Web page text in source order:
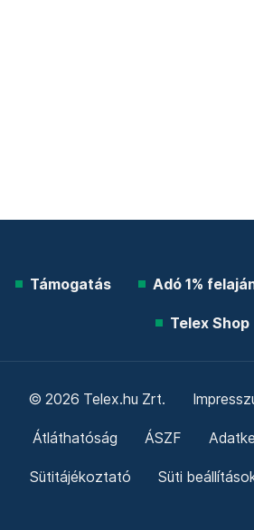
Támogatás Adó 1%
Telex Shop
© 2026 Telex.hu Zrt.
Átláthatóság ÁSZF
Sütitájékoztató Süti